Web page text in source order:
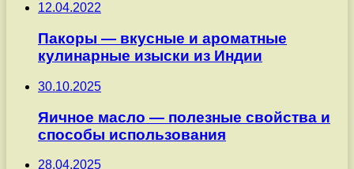
12.04.2022
Пакоры — вкусные и ароматные
кулинарные изыски из Индии
30.10.2025
Яичное масло — полезные свойства и
способы использования
28.04.2025